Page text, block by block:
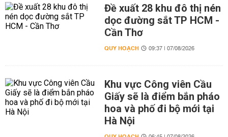
Đề xuất 28 khu đô thị nén
dọc đường sắt TP HCM -
Cần Thơ
QUY HOẠCH 09:37 | 07/08/2026
Khu vực Công viên Cầu
Giấy sẽ là điểm bắn pháo
hoa và phố đi bộ mới tại
Hà Nội